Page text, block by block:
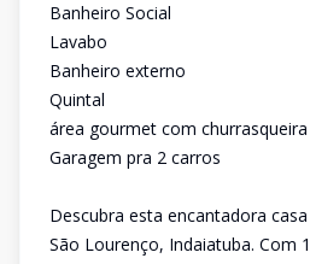
Banheiro Social
Lavabo
Banheiro externo
Quintal
área gourmet com churrasqueira
Garagem pra 2 carros
Descubra esta encantadora
São Lourenço, Indaiatuba. Com